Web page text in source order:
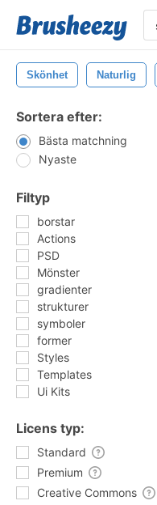
Skönhet Naturlig
Sortera efter:
Bästa matchning
Nyaste
Filtyp
borstar
Actions
PSD
Mönster
gradienter
strukturer
symboler
former
Styles
Templates
Ui Kits
Licens typ:
Standard
Premium
Creative Commons